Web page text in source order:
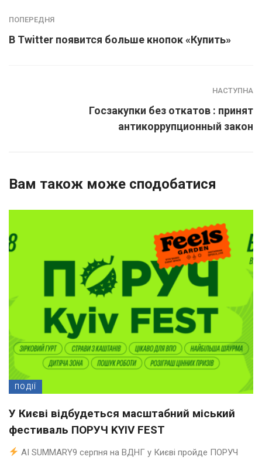
ПОПЕРЕДНЯ
В Twitter появится больше кнопок «Купить»
НАСТУПНА
Госзакупки без откатов : принят
антикоррупционный закон
Вам також може сподобатися
ПОДІЇ
У Києві відбудеться масштабний міський
фестиваль ПОРУЧ KYIV FEST
AI SUMMARY9 серпня на ВДНГ у Києві пройде ПОРУЧ